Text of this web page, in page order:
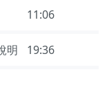
11:06
明 19:36